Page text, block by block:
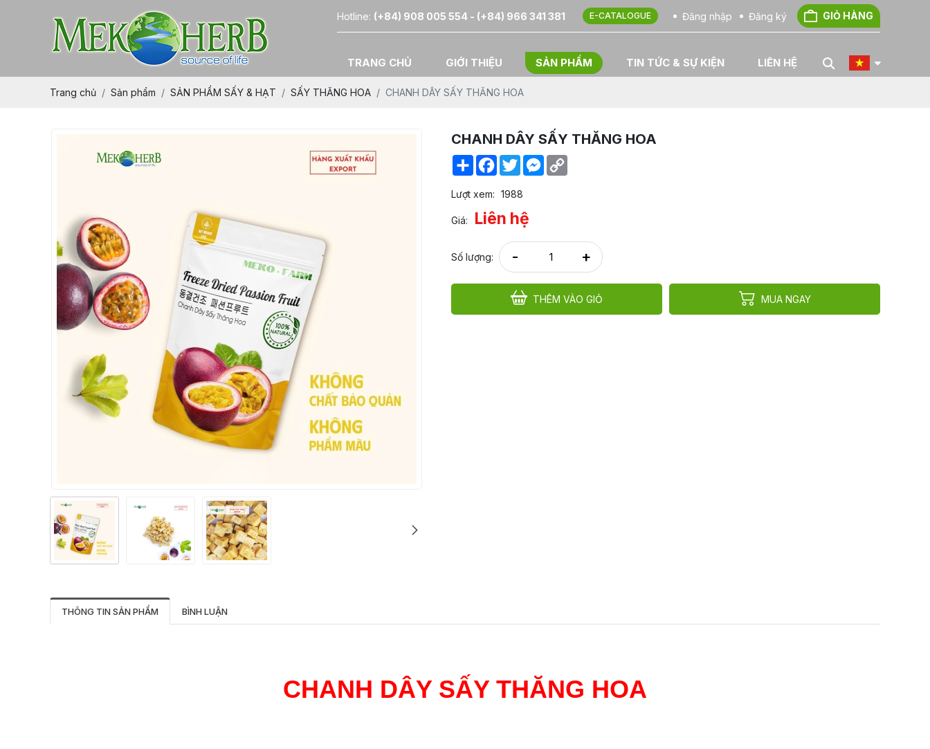
Hotline: (+84) 908 005 554 - (+84) 966 341 381 E-CATALOGUE Đăng nhập Đăng ký GIỎ HÀNG
TRANG CHỦ GIỚI THIỆU SẢN PHẨM TIN TỨC & SỰ KIỆN LIÊN HỆ
Trang chủ Sản phẩm SẢN PHẨM SẤY & HẠT SẤY THĂNG HOA CHANH DÂY SẤY THĂNG HOA
CHANH DÂY SẤY THĂNG HOA
ShareFacebook
TwitterMessenger
Lượt xem: 1988
Giá: Liên hệ
Số lượng: - +
THÊM VÀO GIỎ MUA NGAY
THÔNG TIN SẢN PHẨM BÌNH LUẬN
CHANH DÂY SẤY THĂNG HOA